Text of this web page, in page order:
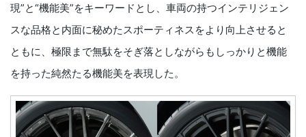
現”と“機能美”をキーワードとし、車両の持つインテリジェン
スな品格と内面に秘めたスポーティネスをより向上させると
ともに、極限まで無駄をそぎ落としながらもしっかりと機能
を持った純然たる機能美を表現した。